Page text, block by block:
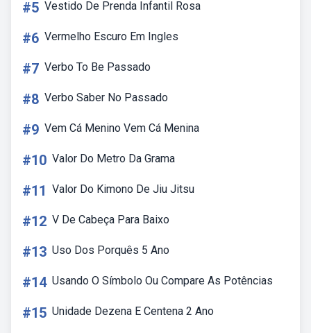
#5 Vestido De Prenda Infantil Rosa
#6 Vermelho Escuro Em Ingles
#7 Verbo To Be Passado
#8 Verbo Saber No Passado
#9 Vem Cá Menino Vem Cá Menina
#10 Valor Do Metro Da Grama
#11 Valor Do Kimono De Jiu Jitsu
#12 V De Cabeça Para Baixo
#13 Uso Dos Porquês 5 Ano
#14 Usando O Símbolo Ou Compare As Potências
#15 Unidade Dezena E Centena 2 Ano